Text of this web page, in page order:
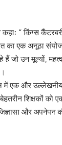
“ किंग्स
का एक अनूठा
उन मूल्यों,
में एक और
शिक्षकों को एक
और अपनेपन